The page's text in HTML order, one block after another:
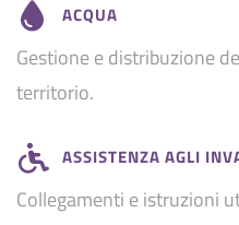
ACQUA
Gestione e distribuzione
territorio.
ASSISTENZA AGLI
Collegamenti e istruzioni